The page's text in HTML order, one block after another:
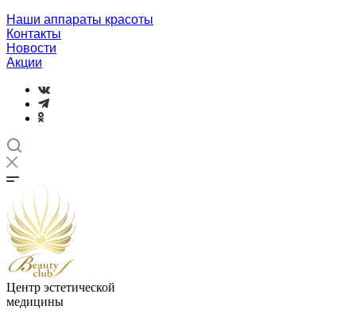
Наши аппараты красоты
Контакты
Новости
Акции
Центр эстетической
медицины